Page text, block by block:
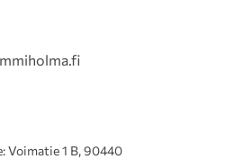
Voimatie 1 B, 90440